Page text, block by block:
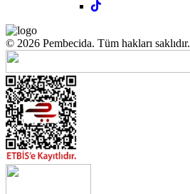
© 2026 Pembecida. Tüm hakları saklıdır.